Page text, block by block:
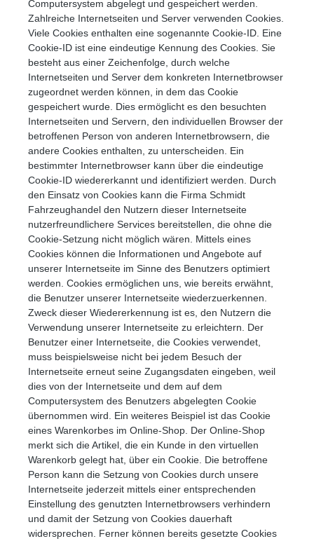
Computersystem abgelegt und gespeichert werden.
Zahlreiche Internetseiten und Server verwenden Cookies.
Viele Cookies enthalten eine sogenannte Cookie-ID. Eine
Cookie-ID ist eine eindeutige Kennung des Cookies. Sie
besteht aus einer Zeichenfolge, durch welche
Internetseiten und Server dem konkreten Internetbrowser
zugeordnet werden können, in dem das Cookie
gespeichert wurde. Dies ermöglicht es den besuchten
Internetseiten und Servern, den individuellen Browser der
betroffenen Person von anderen Internetbrowsern, die
andere Cookies enthalten, zu unterscheiden. Ein
bestimmter Internetbrowser kann über die eindeutige
Cookie-ID wiedererkannt und identifiziert werden. Durch
den Einsatz von Cookies kann die Firma Schmidt
Fahrzeughandel den Nutzern dieser Internetseite
nutzerfreundlichere Services bereitstellen, die ohne die
Cookie-Setzung nicht möglich wären. Mittels eines
Cookies können die Informationen und Angebote auf
unserer Internetseite im Sinne des Benutzers optimiert
werden. Cookies ermöglichen uns, wie bereits erwähnt,
die Benutzer unserer Internetseite wiederzuerkennen.
Zweck dieser Wiedererkennung ist es, den Nutzern die
Verwendung unserer Internetseite zu erleichtern. Der
Benutzer einer Internetseite, die Cookies verwendet,
muss beispielsweise nicht bei jedem Besuch der
Internetseite erneut seine Zugangsdaten eingeben, weil
dies von der Internetseite und dem auf dem
Computersystem des Benutzers abgelegten Cookie
übernommen wird. Ein weiteres Beispiel ist das Cookie
eines Warenkorbes im Online-Shop. Der Online-Shop
merkt sich die Artikel, die ein Kunde in den virtuellen
Warenkorb gelegt hat, über ein Cookie. Die betroffene
Person kann die Setzung von Cookies durch unsere
Internetseite jederzeit mittels einer entsprechenden
Einstellung des genutzten Internetbrowsers verhindern
und damit der Setzung von Cookies dauerhaft
widersprechen. Ferner können bereits gesetzte Cookies